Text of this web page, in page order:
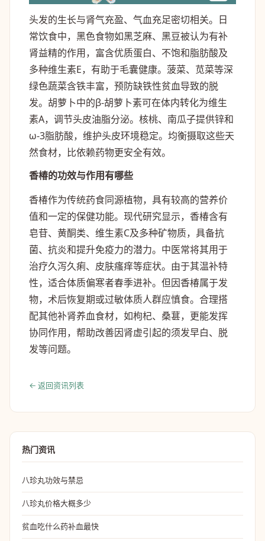
头发的生长与肾气充盈、气血充足密切相关。日
常饮食中，黑色食物如黑芝麻、黑豆被认为有补
肾益精的作用，富含优质蛋白、不饱和脂肪酸及
多种维生素E，有助于毛囊健康。菠菜、苋菜等深
绿色蔬菜含铁丰富，预防缺铁性贫血导致的脱
发。胡萝卜中的β-胡萝卜素可在体内转化为维生
素A，调节头皮油脂分泌。核桃、南瓜子提供锌和
ω-3脂肪酸，维护头皮环境稳定。均衡摄取这些天
然食材，比依赖药物更安全有效。
香椿的功效与作用有哪些
香椿作为传统药食同源植物，具有较高的营养价
值和一定的保健功能。现代研究显示，香椿含有
皂苷、黄酮类、维生素C及多种矿物质，具备抗
菌、抗炎和提升免疫力的潜力。中医常将其用于
治疗久泻久痢、皮肤瘙痒等症状。由于其温补特
性，适合体质偏寒者春季进补。但因香椿属于发
物，术后恢复期或过敏体质人群应慎食。合理搭
配其他补肾养血食材，如枸杞、桑葚，更能发挥
协同作用，帮助改善因肾虚引起的须发早白、脱
发等问题。
← 返回资讯列表
热门资讯
八珍丸功效与禁忌
八珍丸价格大概多少
贫血吃什么药补血最快